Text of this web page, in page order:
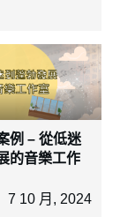
例 – 從低迷
的音樂工作
7 10 月, 2024